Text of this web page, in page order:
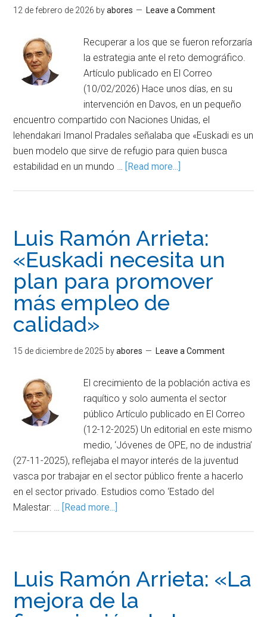
12 de febrero de 2026 byabores Leave a Comment
Recuperar a los que se fueron reforzaría
la estrategia ante el reto demográfico.
Artículo publicado en El Correo
(10/02/2026) Hace unos días, en su
intervención en Davos, en un pequeño
encuentro compartido con Naciones Unidas, el
lehendakari Imanol Pradales señalaba que «Euskadi es un
buen modelo que sirve de refugio para quien busca
estabilidad en un mundo … [Read more...]
Luis Ramón Arrieta:
«Euskadi necesita un
plan para promover
más empleo de
calidad»
15 de diciembre de 2025 byabores Leave a Comment
El crecimiento de la población activa es
raquítico y solo aumenta el sector
público Artículo publicado en El Correo
(12-12-2025) Un editorial en este mismo
medio, ‘Jóvenes de OPE, no de industria’
(27-11-2025), reflejaba el mayor interés de la juventud
vasca por trabajar en el sector público frente a hacerlo
en el sector privado. Estudios como ‘Estado del
Malestar: … [Read more...]
Luis Ramón Arrieta: «La
mejora de la